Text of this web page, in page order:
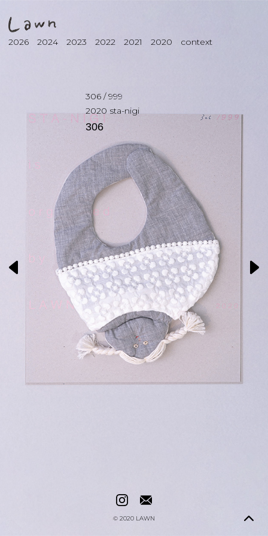
2026 2024 2023 2022 2021 2020 context
306 /999
2020 sta-nigi
306
© 2020 LAWN